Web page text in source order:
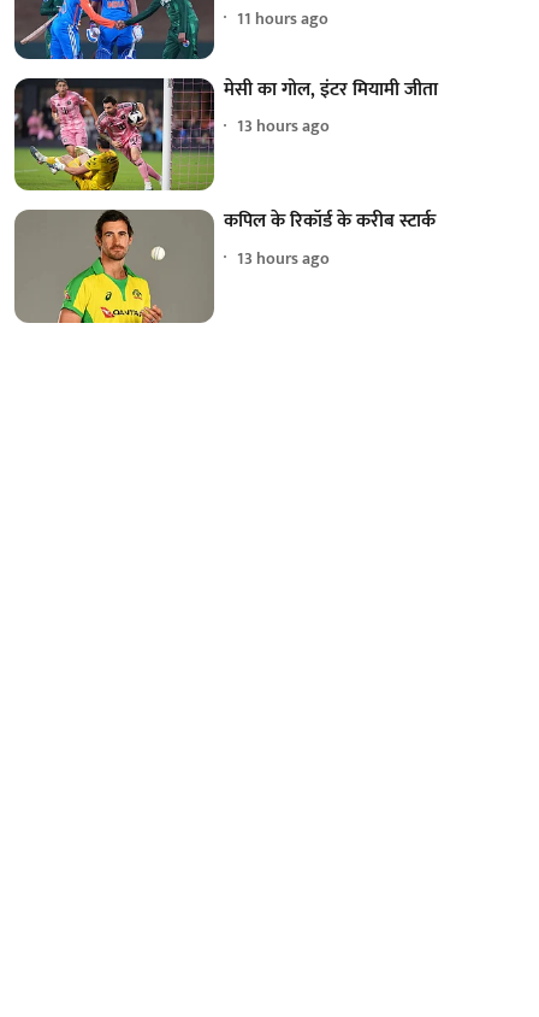
11 hours ago
मेसी का गोल, इंटर मियामी जीता
13 hours ago
कपिल के रिकॉर्ड के करीब स्टार्क
13 hours ago